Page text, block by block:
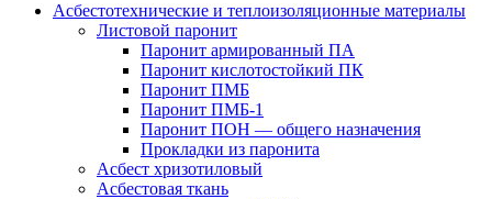
Асбестотехнические и теплоизоляционные материалы
Листовой паронит
Паронит армированный ПА
Паронит кислотостойкий ПК
Паронит ПМБ
Паронит ПМБ-1
Паронит ПОН — общего назначения
Прокладки из паронита
Асбест хризотиловый
Асбестовая ткань